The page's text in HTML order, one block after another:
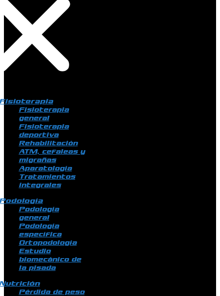
Fisioterapia
general
Fisioterapia
deportiva
Rehabilitación
ATM, cefaleas y
migrañas
Aparatología
Tratamientos
integrales
Podología
general
Podología
específica
Ortopodología
Estudio
biomecánico de
la pisada
Pérdida de peso